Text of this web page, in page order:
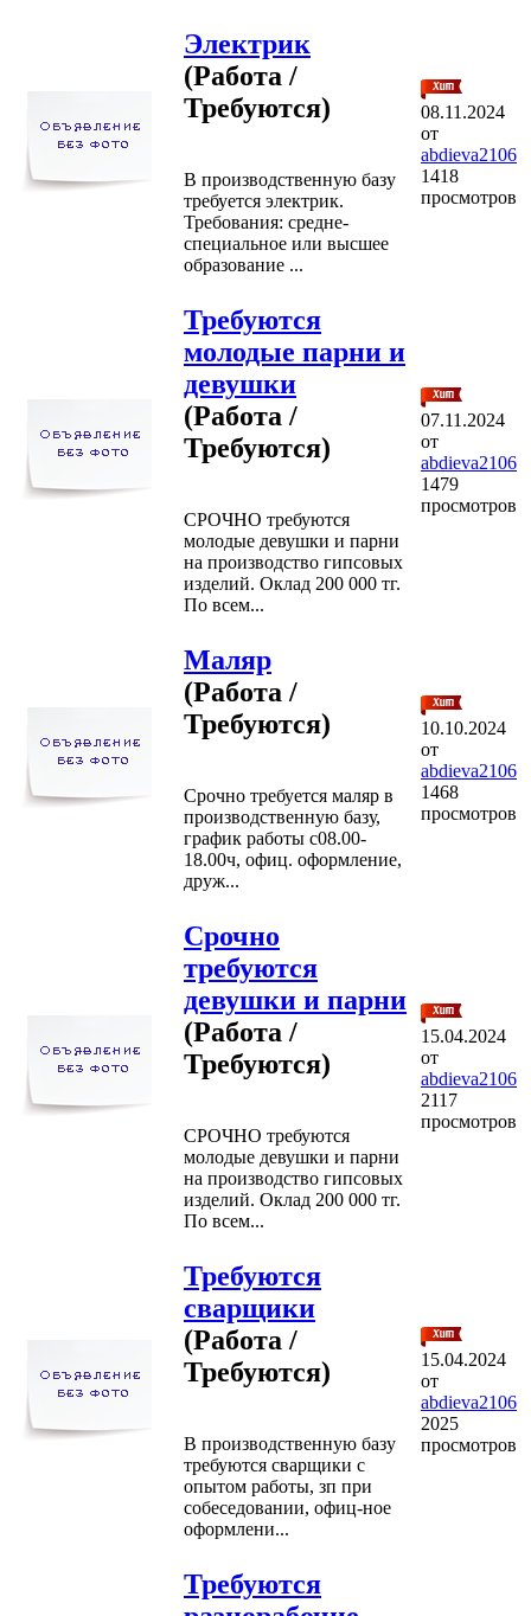
Электрик
(Работа /
Требуются)
В производственную базу
требуется электрик.
Требования: средне-
специальное или высшее
образование ...
08.11.2024
от
abdieva2106
1418
просмотров
Требуются
молодые парни и
девушки
(Работа /
Требуются)
СРОЧНО требуются
молодые девушки и парни
на производство гипсовых
изделий. Оклад 200 000 тг.
По всем...
07.11.2024
от
abdieva2106
1479
просмотров
Маляр
(Работа /
Требуются)
Срочно требуется маляр в
производственную базу,
график работы с08.00-
18.00ч, офиц. оформление,
друж...
10.10.2024
от
abdieva2106
1468
просмотров
Срочно
требуются
девушки и парни
(Работа /
Требуются)
СРОЧНО требуются
молодые девушки и парни
на производство гипсовых
изделий. Оклад 200 000 тг.
По всем...
15.04.2024
от
abdieva2106
2117
просмотров
Требуются
сварщики
(Работа /
Требуются)
В производственную базу
требуются сварщики с
опытом работы, зп при
собеседовании, офиц-ное
оформлени...
15.04.2024
от
abdieva2106
2025
просмотров
Требуются